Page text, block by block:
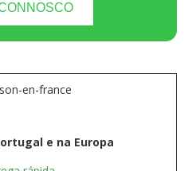
e na Europa